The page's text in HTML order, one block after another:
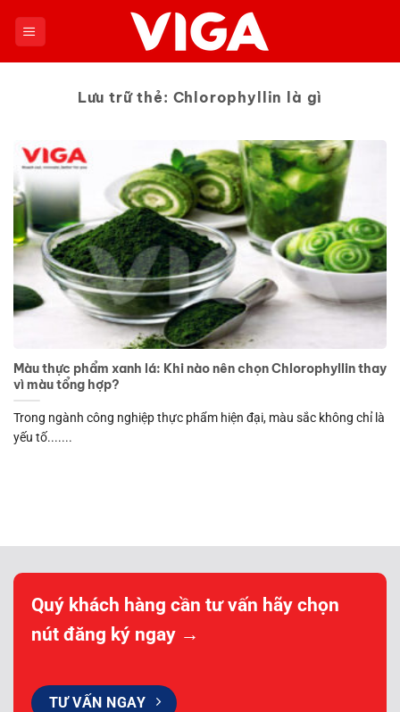
Lưu trữ thẻ: Chlorophyllin là gì
Màu thực phẩm xanh lá: Khi nào nên chọn Chlorophyllin thay
vì màu tổng hợp?
Trong ngành công nghiệp thực phẩm hiện đại, màu sắc không chỉ là
yếu tố.......
Quý khách hàng cần tư vấn hãy chọn
nút đăng ký ngay →
TƯ VẤN NGAY